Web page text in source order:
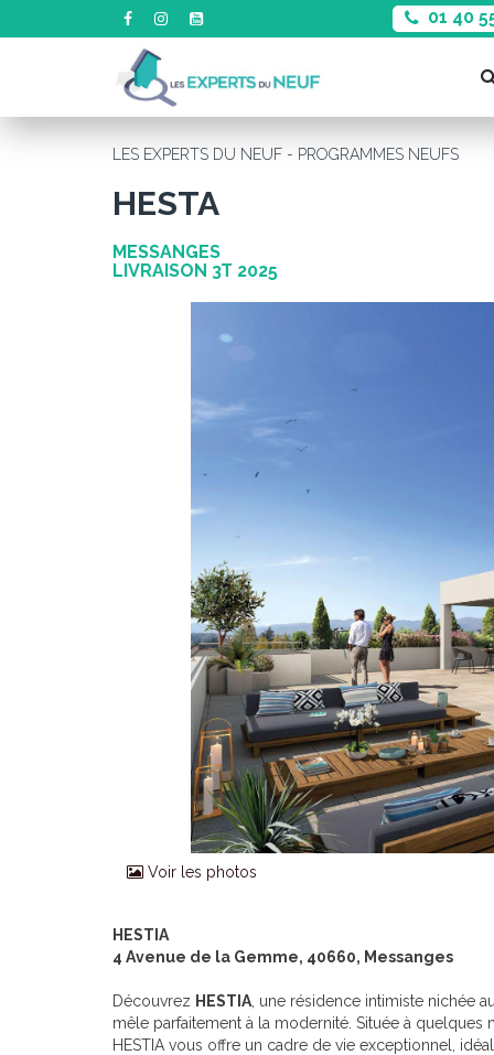
01 40
LES EXPERTS DU NEUF - PROGRAMMES NEUFS
HESTA
MESSANGES
LIVRAISON 3T 2025
Voir les photos
HESTIA
4 Avenue de la Gemme, 40660, Messanges
Découvrez HESTIA , une résidence intimiste nichée
mêle parfaitement à la modernité. Située à
HESTIA vous offre un cadre de vie exceptionnel,